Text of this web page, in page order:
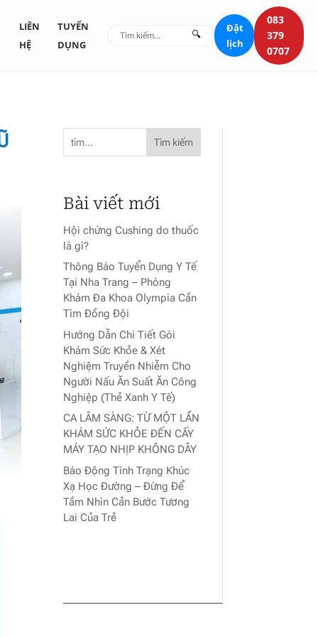
LIÊN
HỆ
TUYỂN
DỤNG
🔍
Đặt
lịch
083
379
0707
Tìm kiếm
Bài viết mới
Hội chứng Cushing do thuốc
là gì?
Thông Báo Tuyển Dụng Y Tế
Tại Nha Trang – Phòng
Khám Đa Khoa Olympia Cần
Tìm Đồng Đội
Hướng Dẫn Chi Tiết Gói
Khám Sức Khỏe & Xét
Nghiệm Truyền Nhiễm Cho
Người Nấu Ăn Suất Ăn Công
Nghiệp (Thẻ Xanh Y Tế)
CA LÂM SÀNG: TỪ MỘT LẦN
KHÁM SỨC KHỎE ĐẾN CẤY
MÁY TẠO NHỊP KHÔNG DÂY
Báo Động Tình Trạng Khúc
Xạ Học Đường – Đừng Để
Tầm Nhìn Cản Bước Tương
Lai Của Trẻ